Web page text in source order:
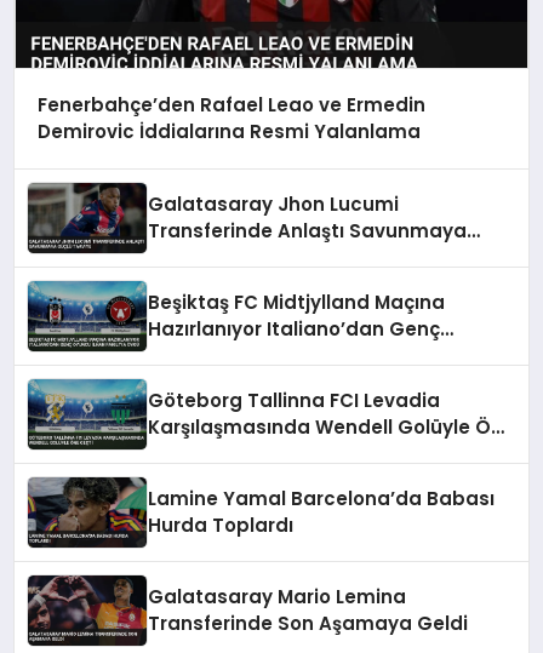
Fenerbahçe’den Rafael Leao ve Ermedin
Demirovic İddialarına Resmi Yalanlama
Galatasaray Jhon Lucumi
Transferinde Anlaştı Savunmaya
Beşiktaş FC Midtjylland Maçına
Hazırlanıyor Italiano’dan Genç
Göteborg Tallinna FCI Levadia
Karşılaşmasında Wendell Golüyle Öne
Lamine Yamal Barcelona’da Babası
Hurda Toplardı
Galatasaray Mario Lemina
Transferinde Son Aşamaya Geldi